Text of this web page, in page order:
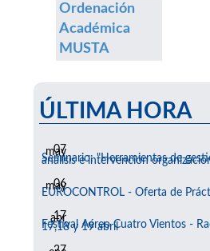
Ordenación
Académica
MUSTA
ÚLTIMA HORA
07
may
Seminario: "Herramientas de
análisis e intervención
06
may
EUROCONTROL - Oferta de
17
abr
Festival Aéreo Cuatro Vientos -
17,18 y 19 abril